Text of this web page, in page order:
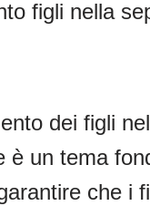
figli nella
dei figli
è un tema
che i